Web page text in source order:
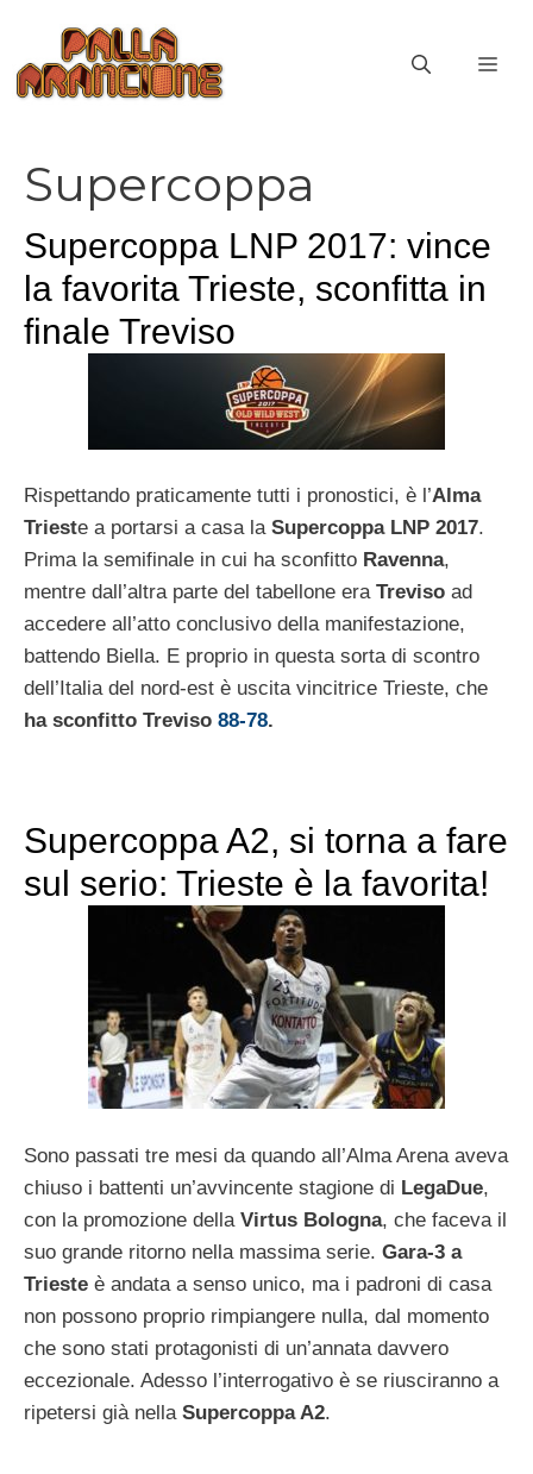
contenuto
Supercoppa
Supercoppa LNP 2017: vince
la favorita Trieste, sconfitta in
finale Treviso
Rispettando praticamente tutti i pronostici, è l’Alma
Trieste a portarsi a casa la Supercoppa LNP 2017.
Prima la semifinale in cui ha sconfitto Ravenna,
mentre dall’altra parte del tabellone era Treviso ad
accedere all’atto conclusivo della manifestazione,
battendo Biella. E proprio in questa sorta di scontro
dell’Italia del nord-est è uscita vincitrice Trieste, che
ha sconfitto Treviso 88-78.
Supercoppa A2, si torna a fare
sul serio: Trieste è la favorita!
Sono passati tre mesi da quando all’Alma Arena aveva
chiuso i battenti un’avvincente stagione di LegaDue,
con la promozione della Virtus Bologna, che faceva il
suo grande ritorno nella massima serie. Gara-3 a
Trieste è andata a senso unico, ma i padroni di casa
non possono proprio rimpiangere nulla, dal momento
che sono stati protagonisti di un’annata davvero
eccezionale. Adesso l’interrogativo è se riusciranno a
ripetersi già nella Supercoppa A2.